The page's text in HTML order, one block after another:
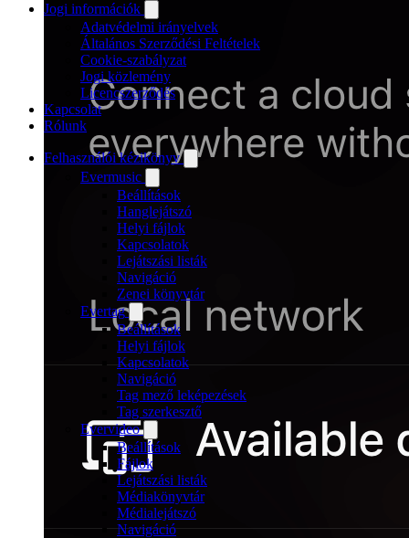
Jogi információk
Adatvédelmi irányelvek
Általános Szerződési Feltételek
Cookie-szabályzat
Jogi közlemény
Licencszerződés
Kapcsolat
Rólunk
Felhasználói kézikönyv
Evermusic
Beállítások
Hanglejátszó
Helyi fájlok
Kapcsolatok
Lejátszási listák
Navigáció
Zenei könyvtár
Evertag
Beállítások
Helyi fájlok
Kapcsolatok
Navigáció
Tag mező leképezések
Tag szerkesztő
Evervideo
Beállítások
Fájlok
Lejátszási listák
Médiakönyvtár
Médialejátszó
Navigáció